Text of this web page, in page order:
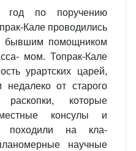
по поручению
Кале проводились
бывшим помощником
мом. Топрак-Кале
урартских царей,
недалеко от старого
которые
консулы и
походили на кла-
научные